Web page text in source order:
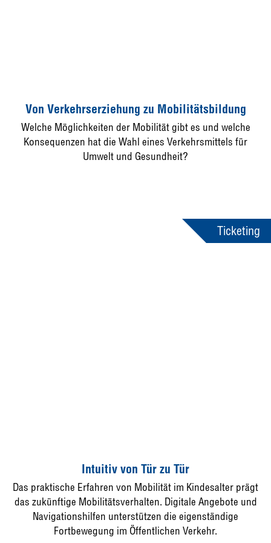
Von Verkehrserziehung zu Mobilitätsbildung
Welche Möglichkeiten der Mobilität gibt es und welche
Konsequenzen hat die Wahl eines Verkehrsmittels für
Umwelt und Gesundheit?
Ticketing
Intuitiv von Tür zu Tür
Das praktische Erfahren von Mobilität im Kindesalter prägt
das zukünftige Mobilitätsverhalten. Digitale Angebote und
Navigationshilfen unterstützen die eigenständige
Fortbewegung im Öffentlichen Verkehr.